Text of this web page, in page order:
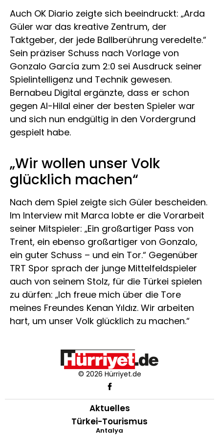
Auch OK Diario zeigte sich beeindruckt: „Arda
Güler war das kreative Zentrum, der
Taktgeber, der jede Ballberührung veredelte.“
Sein präziser Schuss nach Vorlage von
Gonzalo García zum 2:0 sei Ausdruck seiner
Spielintelligenz und Technik gewesen.
Bernabeu Digital ergänzte, dass er schon
gegen Al-Hilal einer der besten Spieler war
und sich nun endgültig in den Vordergrund
gespielt habe.
„Wir wollen unser Volk
glücklich machen“
Nach dem Spiel zeigte sich Güler bescheiden.
Im Interview mit Marca lobte er die Vorarbeit
seiner Mitspieler: „Ein großartiger Pass von
Trent, ein ebenso großartiger von Gonzalo,
ein guter Schuss – und ein Tor.“ Gegenüber
TRT Spor sprach der junge Mittelfeldspieler
auch von seinem Stolz, für die Türkei spielen
zu dürfen: „Ich freue mich über die Tore
meines Freundes Kenan Yıldız. Wir arbeiten
hart, um unser Volk glücklich zu machen.“
© 2026 Hürriyet.de
Aktuelles
Türkei-Tourismus
Antalya